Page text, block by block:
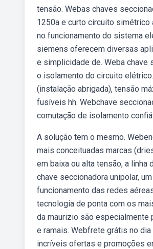
tensão. Webas chaves
1250a e curto circuito simétrico
no funcionamento do sistema
siemens oferecem diversas
e simplicidade de. Weba chave
o isolamento do circuito
(instalação abrigada), tensão
fusíveis hh. Webchave
comutação de isolamento
A solução tem o mesmo.
mais conceituadas marcas
em baixa ou alta tensão, a
chave seccionadora unipolar,
funcionamento das redes
tecnologia de ponta com os
da maurizio são especialmente
e ramais. Webfrete grátis no
incríveis ofertas e promoções